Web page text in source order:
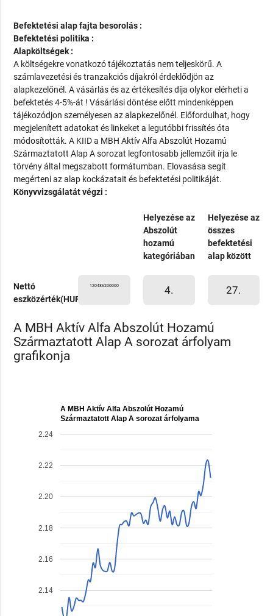
Befektetési alap fajta besorolás :
Befektetési politika :
Alapköltségek :
A költségekre vonatkozó tájékoztatás nem teljeskörű. A
számlavezetési és tranzakciós díjakról érdeklődjön az
alapkezelőnél. A vásárlás és az értékesítés díja olykor elérheti a
befektetés 4-5%-át ! Vásárlási döntése előtt mindenképpen
tájékozódjon személyesen az alapkezelőnél. Előfordulhat, hogy
megjelenített adatokat és linkeket a legutóbbi frissítés óta
módosították. A KIID a MBH Aktív Alfa Abszolút Hozamú
Származtatott Alap A sorozat legfontosabb jellemzőit írja le
törvény által megszabott formátumban. Elovasása segít
megérteni az alap kockázatait és befektetési politikáját.
Könyvvizsgálatát végzi :
Helyezése az
Abszolút
hozamú
kategóriában
Helyezése az
összes
befektetési
alap között
Nettó
eszközérték(HUF)
120486200000 4. 27.
A MBH Aktív Alfa Abszolút Hozamú
Származtatott Alap A sorozat árfolyam
grafikonja
A MBH Aktív Alfa Abszolút Hozamú
Származtatott Alap A sorozat árfolyama
2.14
2.16
2.18
2.20
2.22
2.24